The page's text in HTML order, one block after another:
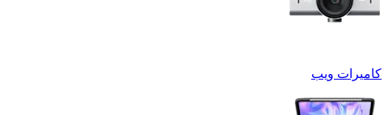
كاميرات ويب